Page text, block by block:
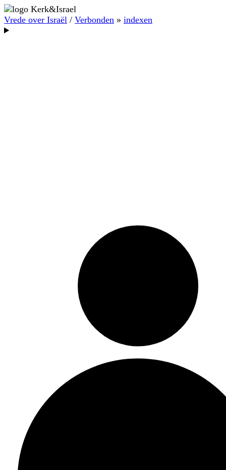
Vrede over Israël / Verbonden » indexen